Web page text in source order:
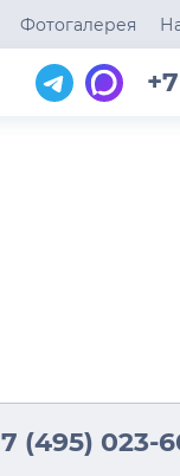
Фотогалерея
(495) 023-